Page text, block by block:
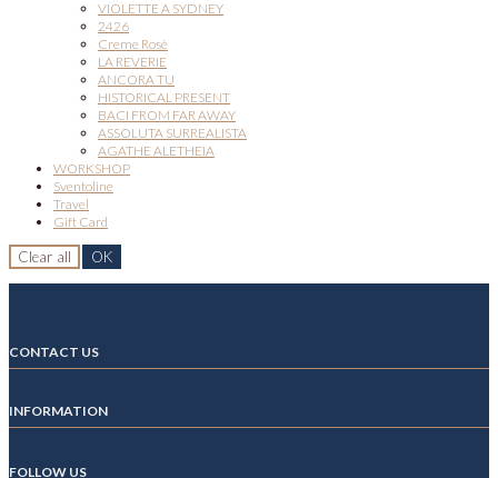
VIOLETTE A SYDNEY
2426
Creme Rosè
LA REVERIE
ANCORA TU
HISTORICAL PRESENT
BACI FROM FAR AWAY
ASSOLUTA SURREALISTA
AGATHE ALETHEIA
WORKSHOP
Sventoline
Travel
Gift Card
Clear all OK
CONTACT US
INFORMATION
FOLLOW US